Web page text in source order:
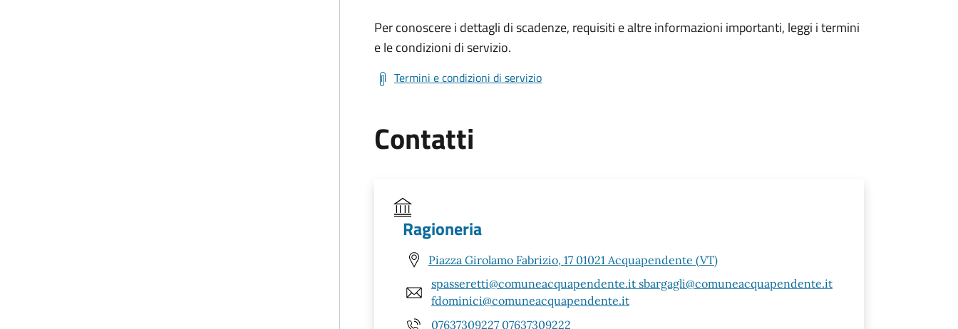
Per conoscere i dettagli di scadenze, requisiti e altre informazioni importanti, leggi i termini
e le condizioni di servizio.
Termini e condizioni di servizio
Contatti
Ragioneria
Piazza Girolamo Fabrizio, 17 01021 Acquapendente (VT)
spasseretti@comuneacquapendente.it sbargagli@comuneacquapendente.it
fdominici@comuneacquapendente.it
07637309227 07637309222